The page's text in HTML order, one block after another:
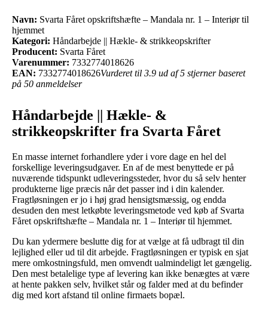
Navn: Svarta Fåret opskriftshæfte – Mandala nr. 1 – Interiør til
hjemmet
Kategori: Håndarbejde || Hækle- & strikkeopskrifter
Producent: Svarta Fåret
Varenummer: 7332774018626
EAN: 7332774018626Vurderet til 3.9 ud af 5 stjerner baseret
på 50 anmeldelser
Håndarbejde || Hækle- &
strikkeopskrifter fra Svarta Fåret
En masse internet forhandlere yder i vore dage en hel del
forskellige leveringsudgaver. En af de mest benyttede er på
nuværende tidspunkt udleveringssteder, hvor du så selv henter
produkterne lige præcis når det passer ind i din kalender.
Fragtløsningen er jo i høj grad hensigtsmæssig, og endda
desuden den mest letkøbte leveringsmetode ved køb af Svarta
Fåret opskriftshæfte – Mandala nr. 1 – Interiør til hjemmet.
Du kan ydermere beslutte dig for at vælge at få udbragt til din
lejlighed eller ud til dit arbejde. Fragtløsningen er typisk en sjat
mere omkostningsfuld, men omvendt ualmindeligt let gængelig.
Den mest betalelige type af levering kan ikke benægtes at være
at hente pakken selv, hvilket står og falder med at du befinder
dig med kort afstand til online firmaets bopæl.